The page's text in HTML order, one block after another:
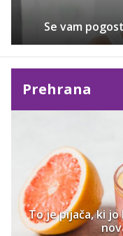
Se vam
Prehrana
To je pijača, ki